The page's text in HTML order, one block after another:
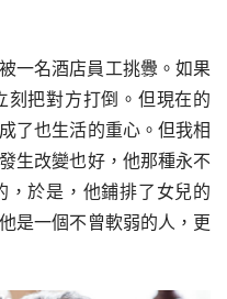
一名酒店員工挑釁。如果
刻把對方打倒。但現在的
了也生活的重心。但我相
生改變也好，他那種永不
於是，他鋪排了女兒的
是一個不曾軟弱的人，更